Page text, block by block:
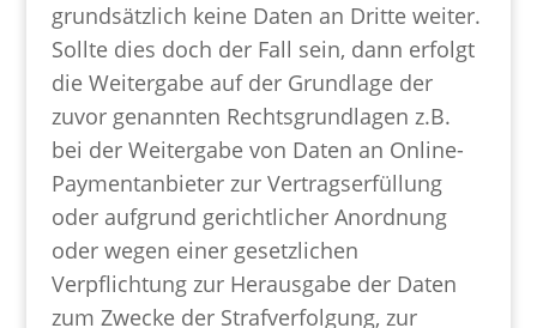
grundsätzlich keine Daten an Dritte weiter.
Sollte dies doch der Fall sein, dann erfolgt
die Weitergabe auf der Grundlage der
zuvor genannten Rechtsgrundlagen z.B.
bei der Weitergabe von Daten an Online-
Paymentanbieter zur Vertragserfüllung
oder aufgrund gerichtlicher Anordnung
oder wegen einer gesetzlichen
Verpflichtung zur Herausgabe der Daten
zum Zwecke der Strafverfolgung, zur